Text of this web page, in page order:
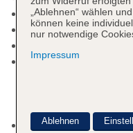
Geldautomat in
Gartenanlage
Pool „Swimming
Gebühr
Pool „Swimming
„Ablehnen“ wählen
können keine
nur notwendige
Impressum
Ablehnen